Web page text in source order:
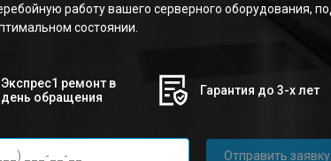
работу вашего серверного оборудования,
состоянии.
Экспрес1 ремонт в
день обращения
Гарантия до 3-х лет
Отправить заявку